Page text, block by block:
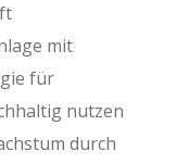
mit
für
nutzen
durch